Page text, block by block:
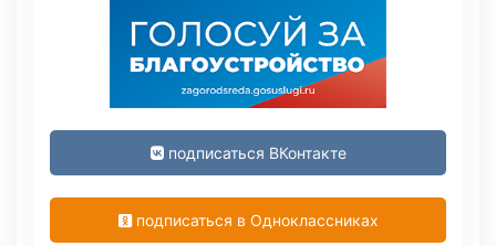
подписаться ВКонтакте
подписаться в Одноклассниках